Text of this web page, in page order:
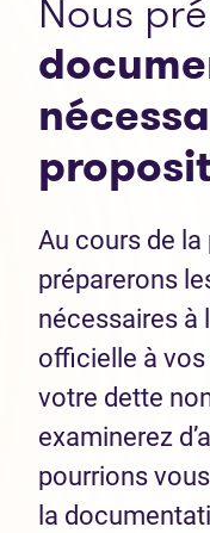
Au cours de
préparerons
nécessaires à
officielle à
votre dette
examinerez
pourrions
la